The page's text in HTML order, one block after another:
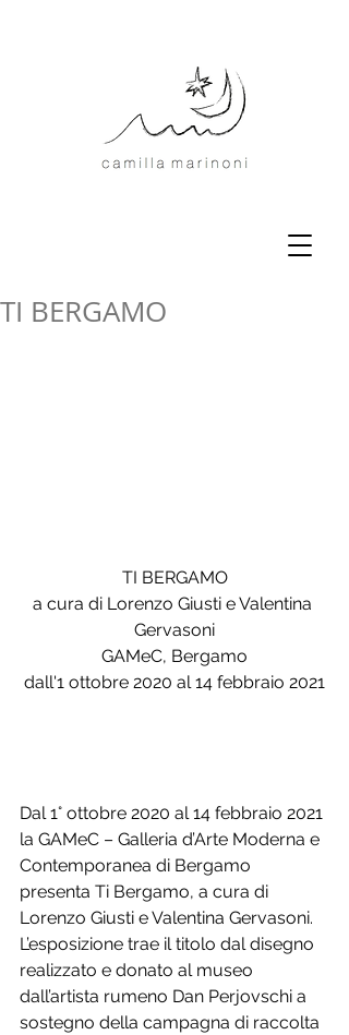
TI BERGAMO
TI BERGAMO
a cura di Lorenzo Giusti e Valentina
Gervasoni
GAMeC, Bergamo
dall'1 ottobre 2020 al 14 febbraio 2021
Dal 1° ottobre 2020 al 14 febbraio 2021
la GAMeC – Galleria d’Arte Moderna e
Contemporanea di Bergamo
presenta Ti Bergamo, a cura di
Lorenzo Giusti e Valentina Gervasoni.
L’esposizione trae il titolo dal disegno
realizzato e donato al museo
dall’artista rumeno Dan Perjovschi a
sostegno della campagna di raccolta